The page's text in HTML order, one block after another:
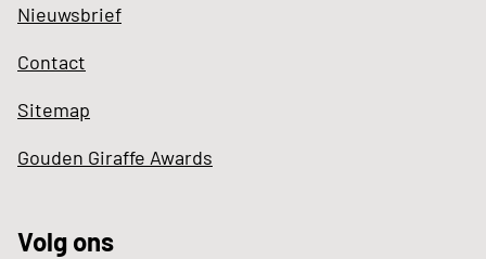
Nieuwsbrief
Contact
Sitemap
Gouden Giraffe Awards
Volg ons